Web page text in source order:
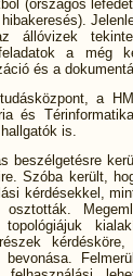
(országos
állóvizek
a még
és a
a
és
is.
beszélgetésre
Szóba került,
kérdésekkel,